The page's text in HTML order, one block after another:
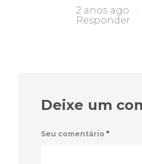
2 anos ago
Responder
Deixe um
Seu comentário *